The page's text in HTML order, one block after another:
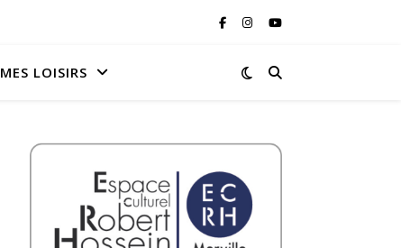
MES LOISIRS